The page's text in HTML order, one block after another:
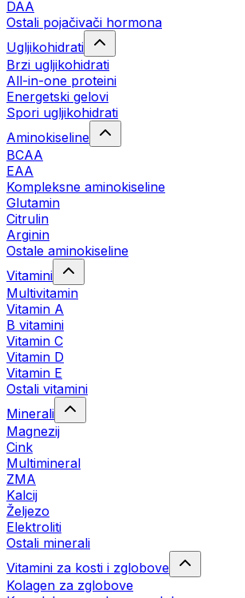
DAA
Ostali pojačivači hormona
Ugljikohidrati
Brzi ugljikohidrati
All-in-one proteini
Energetski gelovi
Spori ugljikohidrati
Aminokiseline
BCAA
EAA
Kompleksne aminokiseline
Glutamin
Citrulin
Arginin
Ostale aminokiseline
Vitamini
Multivitamin
Vitamin A
B vitamini
Vitamin C
Vitamin D
Vitamin E
Ostali vitamini
Minerali
Magnezij
Cink
Multimineral
ZMA
Kalcij
Željezo
Elektroliti
Ostali minerali
Vitamini za kosti i zglobove
Kolagen za zglobove